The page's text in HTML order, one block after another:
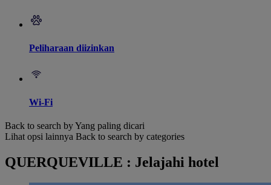
Peliharaan diizinkan
Wi-Fi
Back to search by Yang paling dicari
Lihat opsi lainnya Back to search by categories
QUERQUEVILLE : Jelajahi hotel